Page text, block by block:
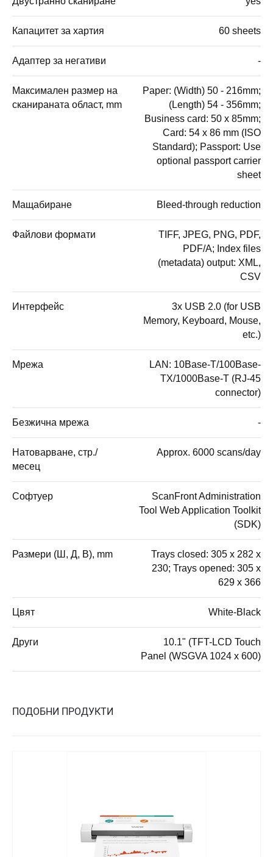
Капацитет за хартия 60 sheets
Адаптер за негативи -
Максимален размер на
сканираната област, mm
Paper: (Width) 50 - 216mm;
(Length) 54 - 356mm;
Business card: 50 x 85mm;
Card: 54 x 86 mm (ISO
Standard); Passport: Use
optional passport carrier
sheet
Мащабиране Bleed-through reduction
Файлови формати
TIFF, JPEG, PNG, PDF,
PDF/A; Index files
(metadata) output: XML,
CSV
Интерфейс
3x USB 2.0 (for USB
Memory, Keyboard, Mouse,
etc.)
Мрежа
LAN: 10Base-T/100Base-
TX/1000Base-T (RJ-45
connector)
Безжична мрежа -
Натоварване, стр./
месец
Approx. 6000 scans/day
Софтуер
ScanFront Administration
Tool Web Application Toolkit
(SDK)
Размери (Ш, Д, В), mm
Trays closed: 305 x 282 x
230; Trays opened: 305 x
629 x 366
Цвят White-Black
Други
10.1" (TFT-LCD Touch
Panel (WSGVA 1024 x 600)
ПОДОБНИ ПРОДУКТИ